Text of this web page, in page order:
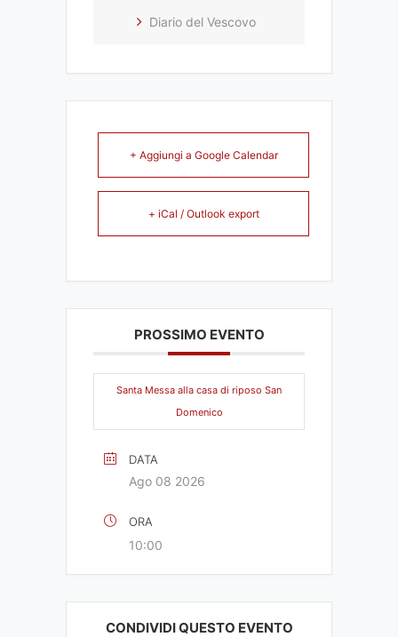
Diario del Vescovo
+ Aggiungi a Google Calendar
+ iCal / Outlook export
PROSSIMO EVENTO
Santa Messa alla casa di riposo San
Domenico
DATA
Ago 08 2026
ORA
10:00
CONDIVIDI QUESTO EVENTO